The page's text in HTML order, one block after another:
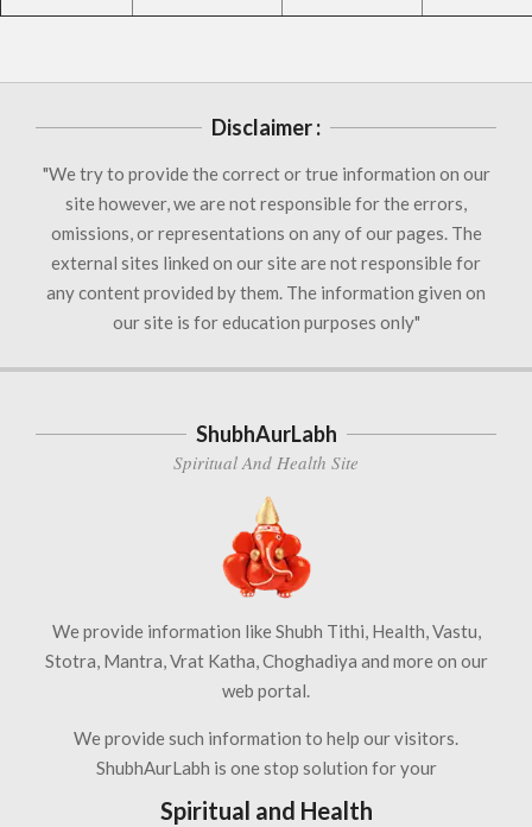
Disclaimer :
"We try to provide the correct or true information on our
site however, we are not responsible for the errors,
omissions, or representations on any of our pages. The
external sites linked on our site are not responsible for
any content provided by them. The information given on
our site is for education purposes only"
ShubhAurLabh
Spiritual And Health Site
We provide information like Shubh Tithi, Health, Vastu,
Stotra, Mantra, Vrat Katha, Choghadiya and more on our
web portal.
We provide such information to help our visitors.
ShubhAurLabh is one stop solution for your
Spiritual and Health